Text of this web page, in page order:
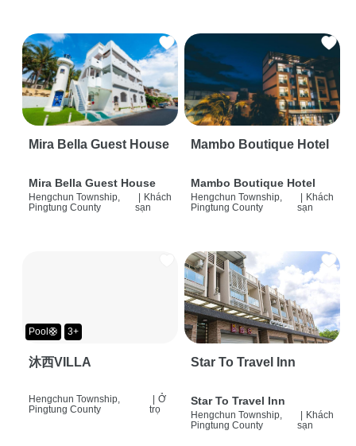
Mira Bella Guest House
Mira Bella Guest House
Hengchun Township,
Pingtung County
Khách
sạn
Mambo Boutique Hotel
Mambo Boutique Hotel
Hengchun Township,
Pingtung County
Khách
sạn
Pool🛟 3+
沐西VILLA
Hengchun Township,
Pingtung County
Ở
trọ
Star To Travel Inn
Star To Travel Inn
Hengchun Township,
Pingtung County
Khách
sạn